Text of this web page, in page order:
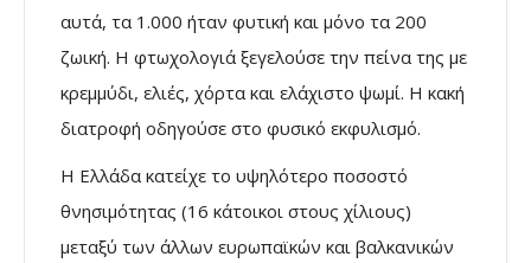
αυτά, τα 1.000 ήταν φυτική και µόνο τα 200
ζωική. Η φτωχολογιά ξεγελούσε την πείνα της µε
κρεµµύδι, ελιές, χόρτα και ελάχιστο ψωµί. Η κακή
διατροφή οδηγούσε στο φυσικό εκφυλισµό.
Η Ελλάδα κατείχε το υψηλότερο ποσοστό
θνησιµότητας (16 κάτοικοι στους χίλιους)
µεταξύ των άλλων ευρωπαϊκών και βαλκανικών